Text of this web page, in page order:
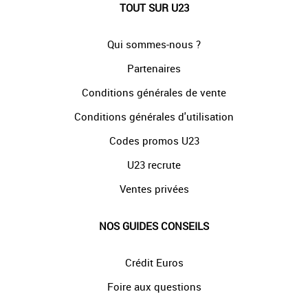
TOUT SUR U23
Qui sommes-nous ?
Partenaires
Conditions générales de vente
Conditions générales d'utilisation
Codes promos U23
U23 recrute
Ventes privées
NOS GUIDES CONSEILS
Crédit Euros
Foire aux questions